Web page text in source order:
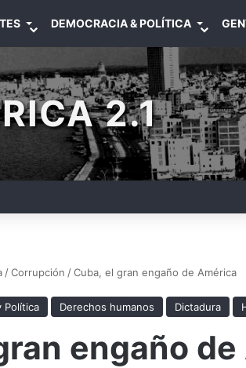
DEMOCRACIA & POLÍTICA
2.1
/Corrupción /Cuba, el gran engaño de América
Política Derechos humanos Dictadura
engaño